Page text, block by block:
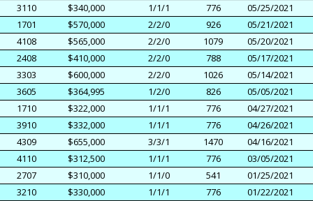
3110
$340,000 1/1/1 776
05/25/2021
1701
$570,000 2/2/0 926
05/21/2021
4108
$565,000 2/2/0 1079
05/20/2021
2408
$410,000 2/2/0 788
05/17/2021
3303
$600,000 2/2/0 1026
05/14/2021
3605
$364,995 1/2/0 826
05/05/2021
1710
$322,000 1/1/1 776
04/27/2021
3910
$332,000 1/1/1 776
04/26/2021
4309
$655,000 3/3/1 1470
04/16/2021
4110
$312,500 1/1/1 776
03/05/2021
2707
$310,000 1/1/0 541
01/25/2021
3210
$330,000 1/1/1 776
01/22/2021